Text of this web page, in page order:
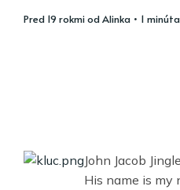
pred 19 rokmiodAlinka • 1
John Jacob
His name is my